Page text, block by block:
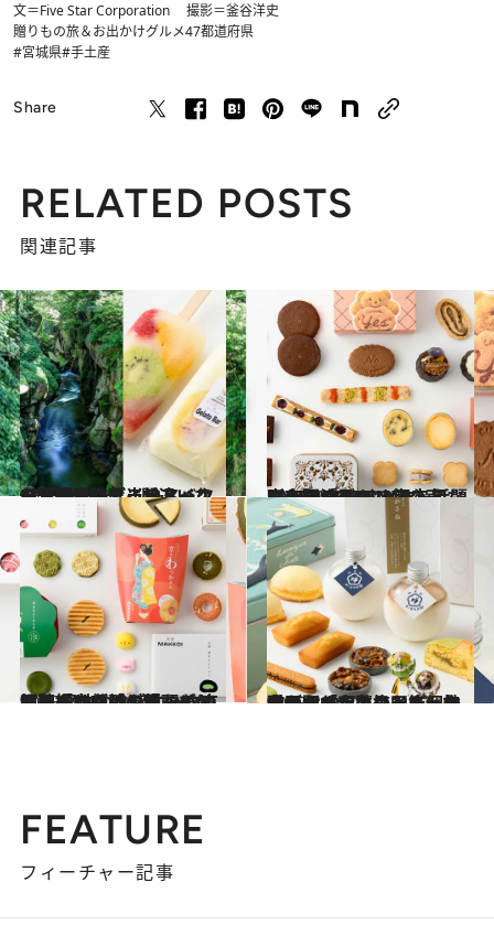
文＝Five Star Corporation 撮影＝釜谷洋史
贈りもの旅＆お出かけグルメ47都道府県
#宮城県#手土産
Share
RELATED POSTS
関連記事
2025.8.8
【宮城県】ダイナミックな「磊々峡」、フルーツたっぷりジェラートバー…夏の絶景、間違いない手土産、ご当地アイスをチェック！
旅＆お出かけ 2025.8.9
東京駅「グランスタ東京」で注目の10点！ 話題の(NO) RAISIN SANDWICHやピエール マルコリーニ、Mr. CHEESECAKEの限定品など心躍る品々
贈りもの
2025.8.10
抹茶好き心酔のチーズケーキにサブレや饅頭をはじめ 軽快な食感にハマるせんべいや柿の種など 京都駅「京都ポルタ」のとびっきりおいしいもの10品
贈りもの 2025.8.11
大阪駅「大丸梅田店」で手に入れたいキュートな猫デザインのクッキー缶や思わずくすりと笑ってしまうチョコレート、上品なネオ和菓子など個性豊かな10品
贈りもの
FEATURE
フィーチャー記事